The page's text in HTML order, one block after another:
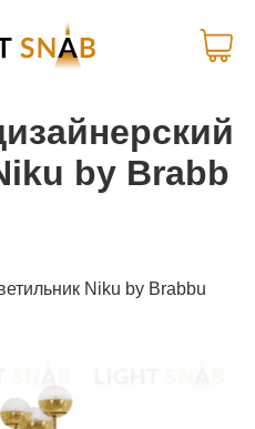
by Brabb
Niku by Brabbu